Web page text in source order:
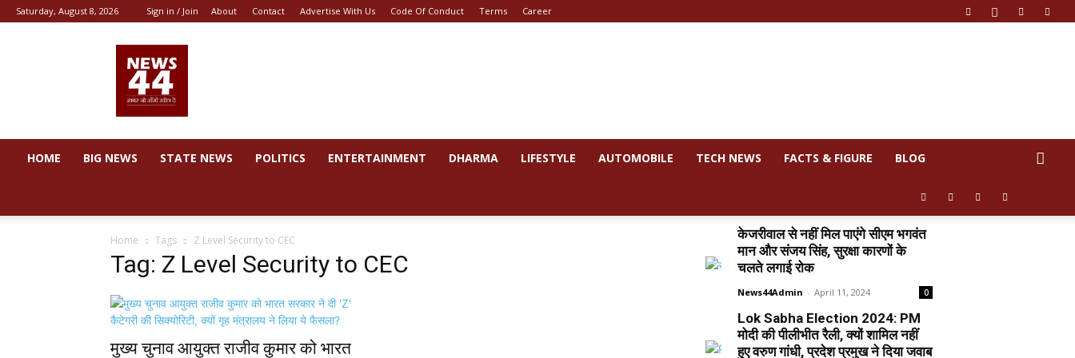
Saturday, August 8, 2026 Sign in / Join About Contact Advertise With Us Code Of Conduct Terms Career
44
HOME BIG NEWS STATE NEWS POLITICS ENTERTAINMENT DHARMA LIFESTYLE AUTOMOBILE TECH NEWS FACTS & FIGURE BLOG
Home Tags Z Level Security to CEC
Tag: Z Level Security to CEC
मुख्‍य चुनाव आयुक्‍त राजीव कुमार को भारत
केजरीवाल से नहीं मिल पाएंगे सीएम भगवंत
मान और संजय सिंह, सुरक्षा कारणों के
चलते लगाई रोक
News44Admin - April 11, 2024 0
Lok Sabha Election 2024: PM
मोदी की पीलीभीत रैली, क्यों शामिल नहीं
हुए वरुण गांधी, प्रदेश प्रमुख ने दिया जवाब